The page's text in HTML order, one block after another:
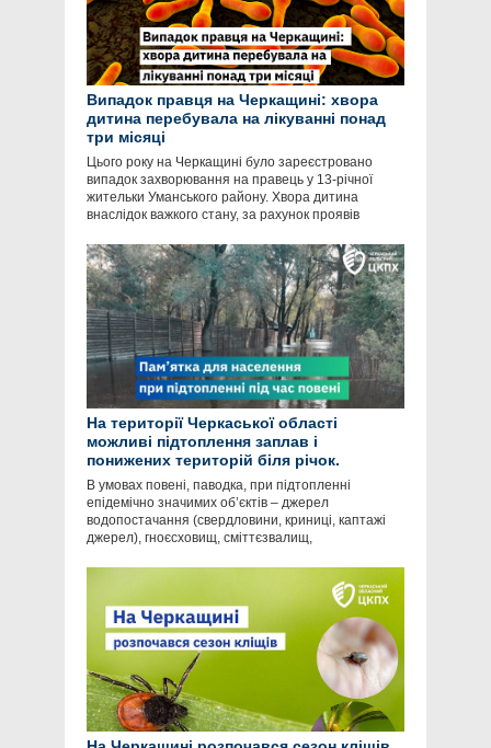
Випадок правця на Черкащині: хвора
дитина перебувала на лікуванні понад
три місяці
Цього року на Черкащині було зареєстровано
випадок захворювання на правець у 13-річної
жительки Уманського району. Хвора дитина
внаслідок важкого стану, за рахунок проявів
На території Черкаської області
можливі підтоплення заплав і
понижених територій біля річок.
В умовах повені, паводка, при підтопленні
епідемічно значимих об’єктів – джерел
водопостачання (свердловини, криниці, каптажі
джерел), гноєсховищ, сміттєзвалищ,